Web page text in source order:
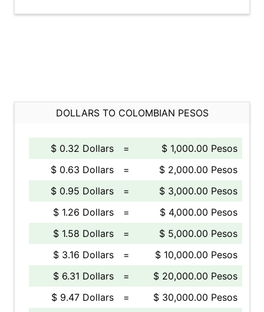
DOLLARS TO COLOMBIAN PESOS
$ 0.32 Dollars =
$ 1,000.00 Pesos
$ 0.63 Dollars
=
$ 2,000.00 Pesos
$ 0.95 Dollars
=
$ 3,000.00 Pesos
$ 1.26 Dollars
=
$ 4,000.00 Pesos
$ 1.58 Dollars
=
$ 5,000.00 Pesos
$ 3.16 Dollars
=
$ 10,000.00 Pesos
$ 6.31 Dollars
=
$ 20,000.00 Pesos
$ 9.47 Dollars
=
$ 30,000.00 Pesos